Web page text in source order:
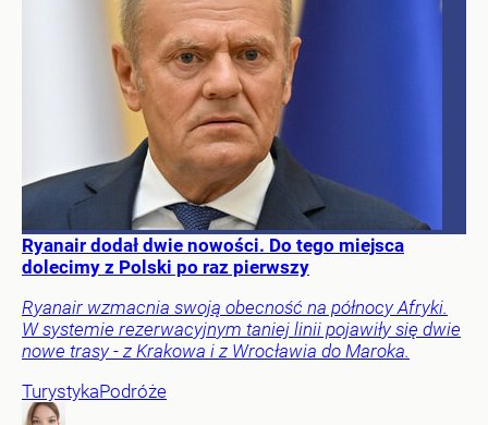
Ryanair dodał dwie nowości. Do tego miejsca
dolecimy z Polski po raz pierwszy
Ryanair wzmacnia swoją obecność na północy Afryki.
W systemie rezerwacyjnym taniej linii pojawiły się dwie
nowe trasy - z Krakowa i z Wrocławia do Maroka.
TurystykaPodróże